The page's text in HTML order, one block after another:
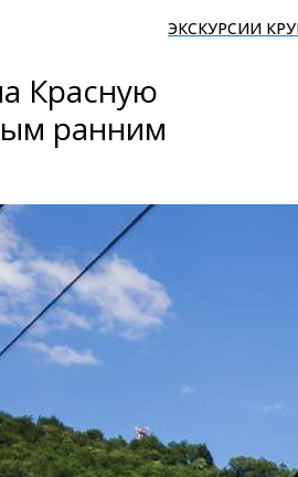
ЭКСКУРСИИ
Красную
ранним